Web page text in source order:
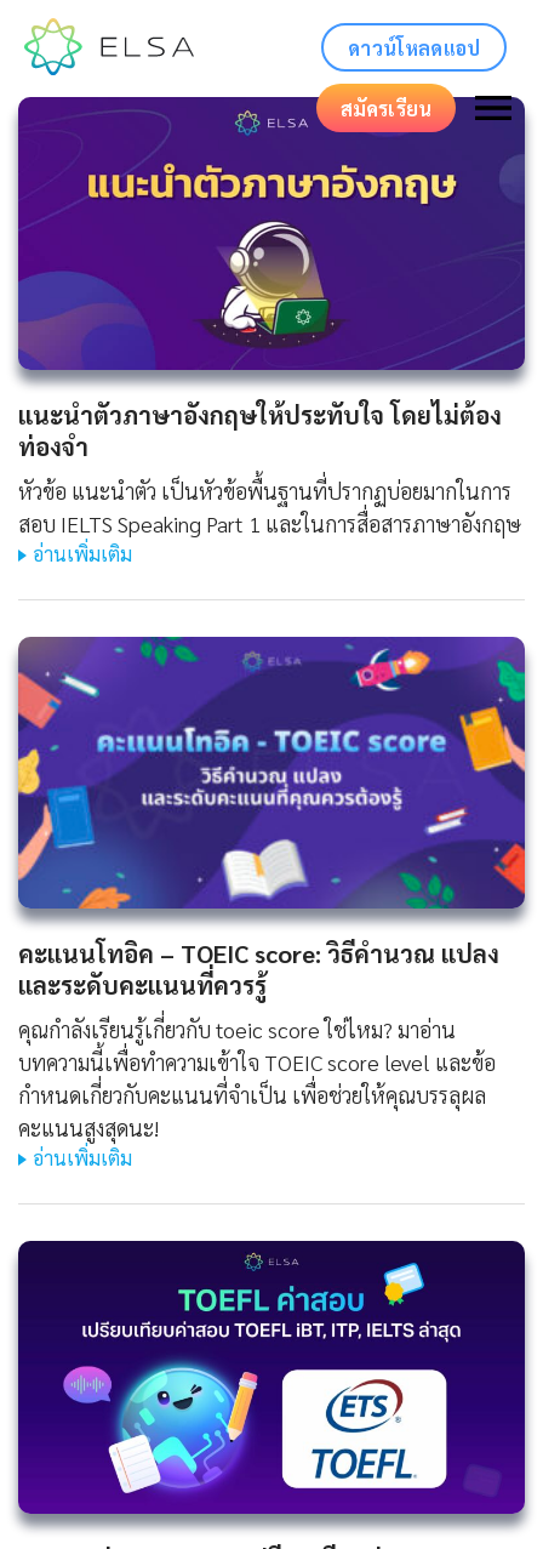
ดาวน์โหลดแอป
สมัครเรียน
แนะนําตัวภาษาอังกฤษให้ประทับใจ โดยไม่ต้อง
ท่องจำ
หัวข้อ แนะนำตัว เป็นหัวข้อพื้นฐานที่ปรากฏบ่อยมากในการ
สอบ IELTS Speaking Part 1 และในการสื่อสารภาษาอังกฤษ
อ่านเพิ่มเติม
คะแนนโทอิค – TOEIC score: วิธีคำนวณ แปลง
และระดับคะแนนที่ควรรู้
คุณกำลังเรียนรู้เกี่ยวกับ toeic score ใช่ไหม? มาอ่าน
บทความนี้เพื่อทำความเข้าใจ TOEIC score level และข้อ
กำหนดเกี่ยวกับคะแนนที่จำเป็น เพื่อช่วยให้คุณบรรลุผล
คะแนนสูงสุดนะ!
อ่านเพิ่มเติม